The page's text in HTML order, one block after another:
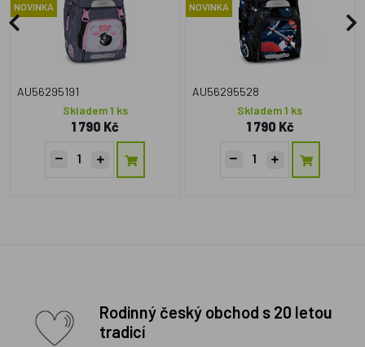
NOVINKA
AU56295191
Skladem 1 ks
1 790 Kč
NOVINKA
AU56295528
Skladem 1 ks
1 790 Kč
Rodinný český obchod s 20 letou
tradicí